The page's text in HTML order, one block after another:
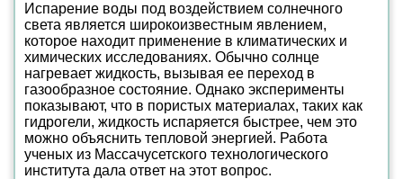
Испарение воды под воздействием солнечного
света является широкоизвестным явлением,
которое находит применение в климатических и
химических исследованиях. Обычно солнце
нагревает жидкость, вызывая ее переход в
газообразное состояние. Однако эксперименты
показывают, что в пористых материалах, таких как
гидрогели, жидкость испаряется быстрее, чем это
можно объяснить тепловой энергией. Работа
ученых из Массачусетского технологического
института дала ответ на этот вопрос.